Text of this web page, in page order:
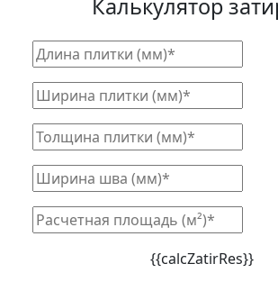
Калькулятор
{{calcZatirRes}}